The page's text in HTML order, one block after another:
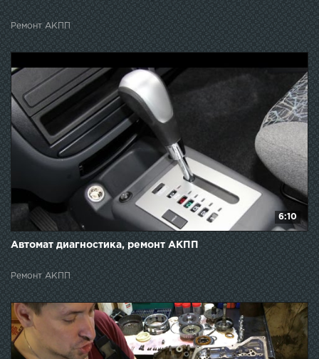
Ремонт АКПП
6:10
Автомат диагностика, ремонт АКПП
Ремонт АКПП